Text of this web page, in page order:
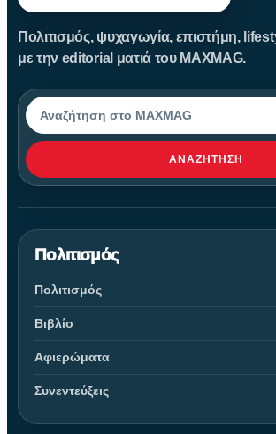
Πολιτισμός, ψυχαγωγία, επιστήμη,
με την editorial ματιά του MAXMAG.
Αναζήτηση
ΑΝΑΖΉΤΗΣΗ
Πολιτισμός
Πολιτισμός
Βιβλίο
Αφιερώματα
Συνεντεύξεις